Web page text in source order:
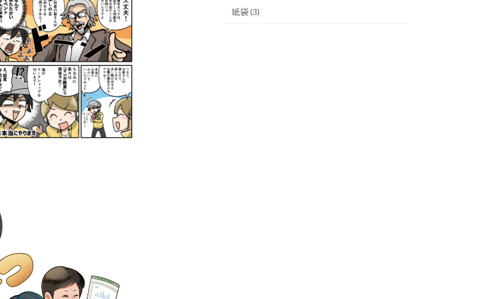
紙袋 (3)